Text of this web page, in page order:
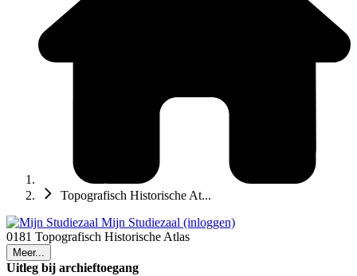
Topografisch Historische At...
Mijn Studiezaal (inloggen)
0181 Topografisch Historische Atlas
Meer...
Uitleg bij archieftoegang